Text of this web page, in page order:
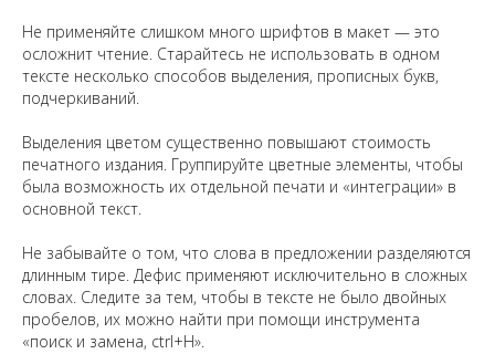
Не применяйте слишком много шрифтов в макет — это
осложнит чтение. Старайтесь не использовать в одном
тексте несколько способов выделения, прописных букв,
подчеркиваний.
Выделения цветом существенно повышают стоимость
печатного издания. Группируйте цветные элементы, чтобы
была возможность их отдельной печати и «интеграции» в
основной текст.
Не забывайте о том, что слова в предложении разделяются
длинным тире. Дефис применяют исключительно в сложных
словах. Следите за тем, чтобы в тексте не было двойных
пробелов, их можно найти при помощи инструмента
«поиск и замена, ctrl+H».